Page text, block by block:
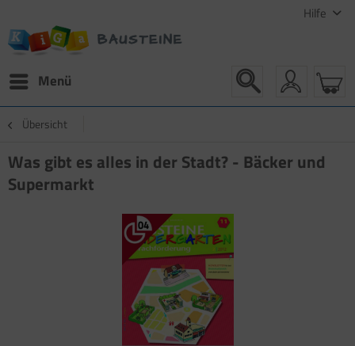
Hilfe
Menü
Übersicht
Was gibt es alles in der Stadt? - Bäcker und
Supermarkt